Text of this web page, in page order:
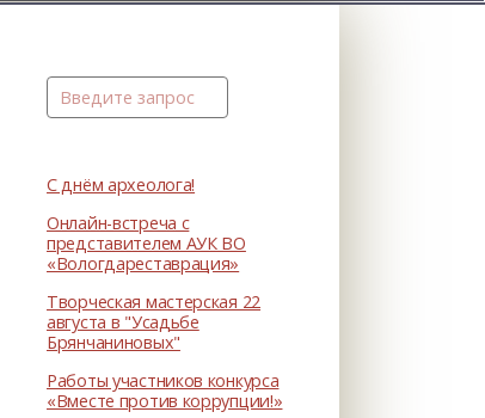
С днём археолога!
Онлайн-встреча с
представителем АУК ВО
«Вологдареставрация»
Творческая мастерская 22
августа в "Усадьбе
Брянчаниновых"
Работы участников конкурса
«Вместе против коррупции!»